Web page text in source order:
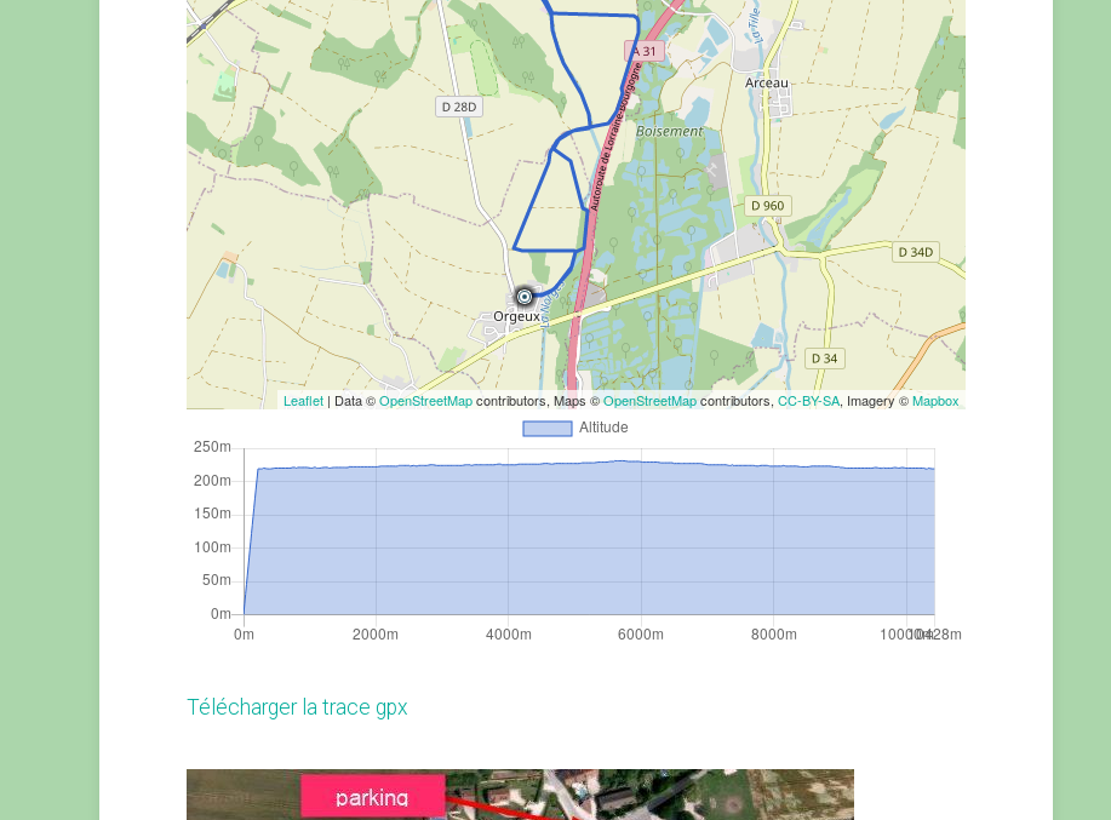
Leaflet | Data ©OpenStreetMapcontributors, Maps ©OpenStreetMapcontributors,CC-BY-SA, Imagery ©Mapbox
Télécharger la trace gpx